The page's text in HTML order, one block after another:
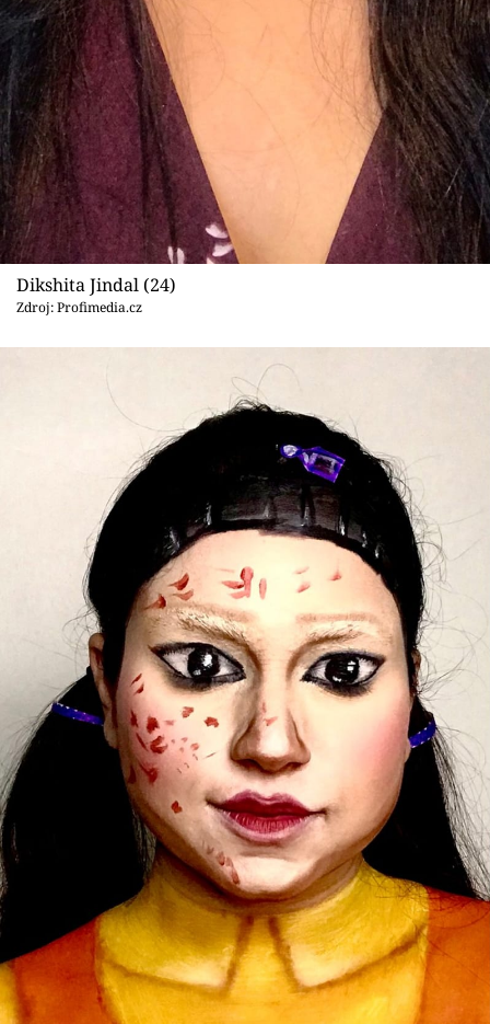
Dikshita Jindal (24)
Zdroj: Profimedia.cz